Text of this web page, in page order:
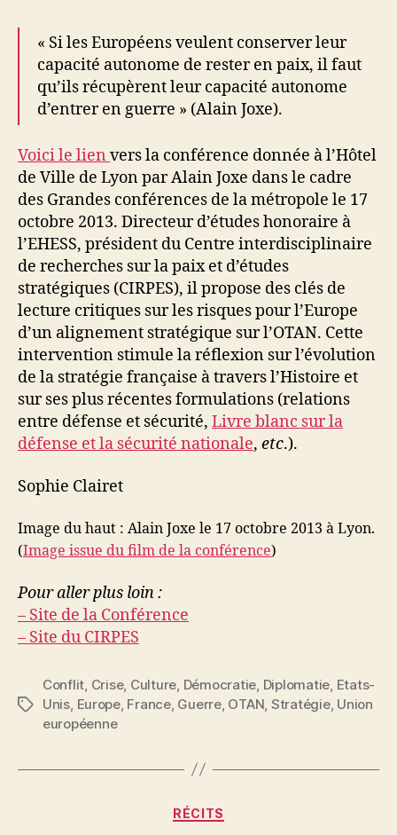
« Si les Européens veulent conserver leur
capacité autonome de rester en paix, il faut
qu’ils récupèrent leur capacité autonome
d’entrer en guerre » (Alain Joxe).
Voici le lien vers la conférence donnée à l’Hôtel
de Ville de Lyon par Alain Joxe dans le cadre
des Grandes conférences de la métropole le 17
octobre 2013. Directeur d’études honoraire à
l’EHESS, président du Centre interdisciplinaire
de recherches sur la paix et d’études
stratégiques (CIRPES), il propose des clés de
lecture critiques sur les risques pour l’Europe
d’un alignement stratégique sur l’OTAN. Cette
intervention stimule la réflexion sur l’évolution
de la stratégie française à travers l’Histoire et
sur ses plus récentes formulations (relations
entre défense et sécurité, Livre blanc sur la
défense et la sécurité nationale, etc.).
Sophie Clairet
Image du haut : Alain Joxe le 17 octobre 2013 à Lyon.
(Image issue du film de la conférence)
Pour aller plus loin :
– Site de la Conférence
– Site du CIRPES
Étiquettes
Conflit Crise, Culture Démocratie Diplomatie Etats-
Unis Europe, France, Guerre, OTAN Stratégie, Union
européenne
Catégories
RÉCITS